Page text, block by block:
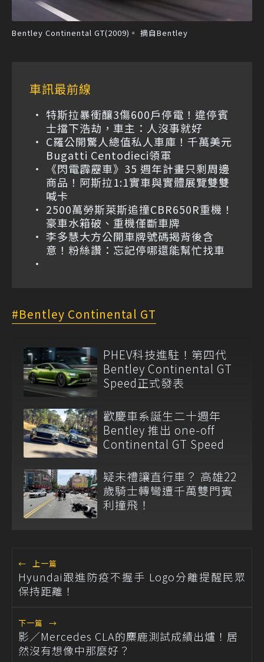
Bentley Continental GT(2009)。 摘自Bentley
車訊最前線
特斯拉暴衝釀3傷600戶停電！違停賓
士擋下浩劫，車主：人沒事就好
C羅公開驚人總值私人車庫！千萬美元
Bugatti Centodieci領軍
《閃電霹靂車》35 週年計畫只剩周邊
商品！阿斯拉1:1實車與實體展覽雙雙
喊卡
2500萬勞斯萊斯追撞CBR650R重機！
豪車水箱破、重機僅斷車牌
李多慧大方公開車牌號碼揭背後含
意！粉絲讚：忘記停哪還能幫忙找車
Bentley Continental GT
PHEV科技進駐！第四代
Bentley Continental GT
Speed正式發表
歡慶車系誕生二十週年
Bentley 推出 one-off
Continental GT Speed
疑未禮讓直行車？ 高雄22
歲騎士轉彎遭千萬雙門賓
利撞飛！
← 上一篇
Hyundai跟進防疫不握手 Logo分離提醒民眾
保持距離！
下一篇 →
影／Mercedes CLA的麋鹿測試成績出爐！居
然沒有想像中那麼好？